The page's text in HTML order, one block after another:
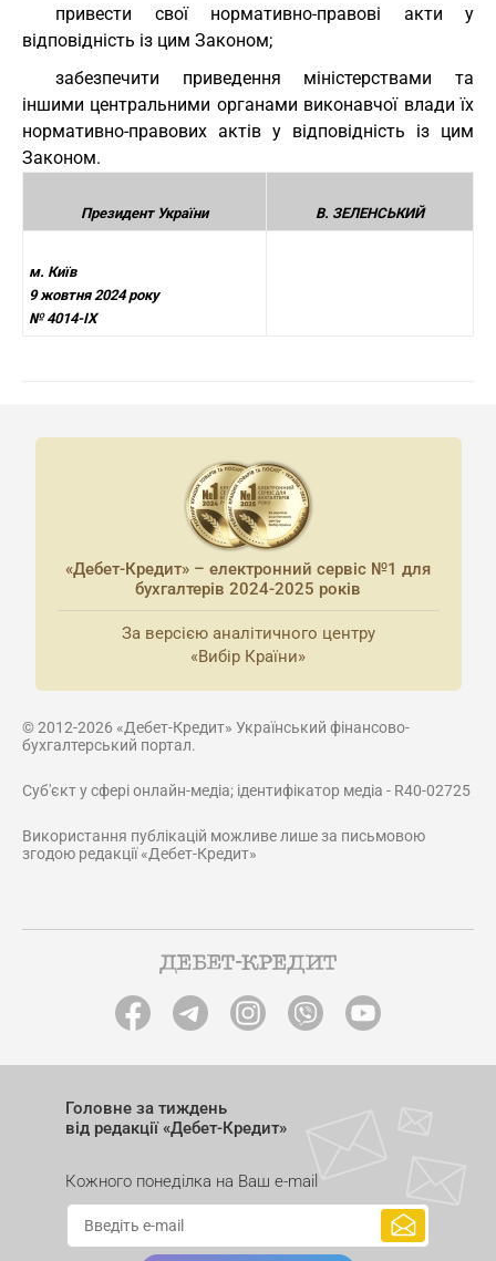
привести свої нормативно-правові акти у
відповідність із цим Законом;
забезпечити приведення міністерствами та
іншими центральними органами виконавчої влади їх
нормативно-правових актів у відповідність із цим
Законом.
Президент України В. ЗЕЛЕНСЬКИЙ
м. Київ
9 жовтня 2024 року
№ 4014-IX
«Дебет-Кредит» – електронний сервіс №1 для
бухгалтерів 2024-2025 років
За версією аналітичного центру
«Вибір Країни»
© 2012-2026 «Дебет-Кредит» Український фінансово-
бухгалтерський портал.
Суб'єкт у сфері онлайн-медіа; ідентифікатор медіа - R40-02725
Використання публікацій можливе лише за письмовою
згодою редакції «Дебет-Кредит»
Головне за тиждень
від редакції «Дебет-Кредит»
Кожного понеділка на Ваш e-mail